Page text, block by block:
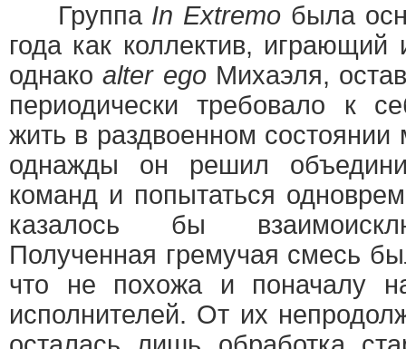
ГруппаIn Extremo была
года как коллектив, играющий
однакоalter egoМихаэля,
периодически требовало к
жить в раздвоенном
однажды он решил
команд и попытаться
казалось бы
Полученная гремучая смесь
что не похожа и поначалу
исполнителей. От их